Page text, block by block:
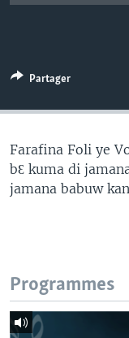
Partager
Farafina Foli ye
bƐ kuma di
jamana babuw
Programmes